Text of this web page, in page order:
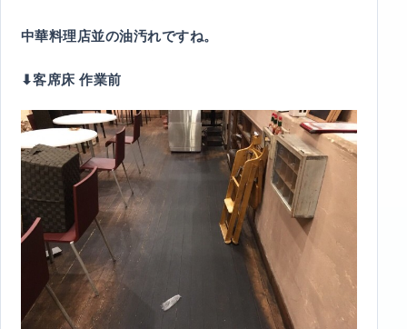
中華料理店並の油汚れですね。
⬇︎客席床 作業前